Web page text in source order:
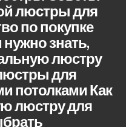
люстры для
по покупке
знать,
люстру
для
потолками Как
люстру для